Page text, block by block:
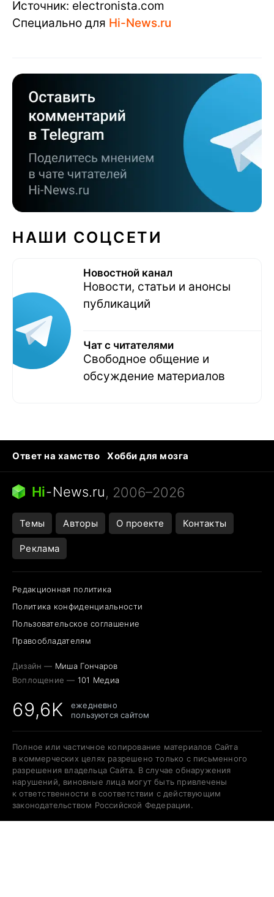
Источник: electronista.com
Специально для Hi-News.ru
НАШИ СОЦСЕТИ
Новостной канал
Новости, статьи и анонсы
публикаций
Чат с читателями
Свободное общение и
обсуждение материалов
Ответ на хамство
Хобби для мозга
Бензин 100 vs 95
Тунцы в океанариуме
Следующая пандемия
Hi-News.ru, 2006–2026
Темы Авторы О проекте Контакты
Реклама
Редакционная политика
Политика конфиденциальности
Пользовательское соглашение
Правообладателям
Дизайн — Миша Гончаров
Воплощение — 101 Медиа
69,6K
ежедневно
пользуются сайтом
Полное или частичное копирование материалов Сайта
в коммерческих целях разрешено только с письменного
разрешения владельца Сайта. В случае обнаружения
нарушений, виновные лица могут быть привлечены
к ответственности в соответствии с действующим
законодательством Российской Федерации.